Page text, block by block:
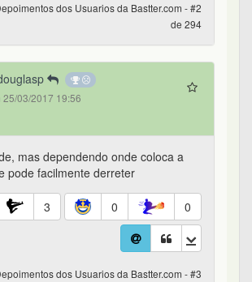
dos Usuarios da Bastter.com - #2
de 294
25/03/2017 19:56
mas dependendo onde coloca a
pode facilmente derreter
3 0 0
dos Usuarios da Bastter.com - #3